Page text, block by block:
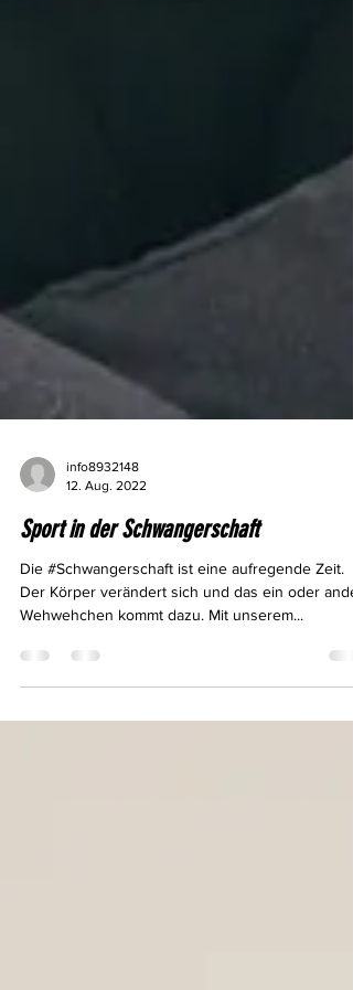
12. Aug. 2022
Sport in der Schwangerschaft
Die #Schwangerschaft ist eine aufregende Zeit.
Der Körper verändert sich und das ein oder
Wehwehchen kommt dazu. Mit unserem...